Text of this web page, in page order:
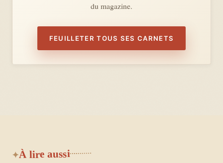
du magazine.
FEUILLETER TOUS SES CARNETS
À lire aussi